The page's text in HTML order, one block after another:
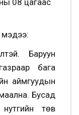
мэдээ:
Баруун
бага
аймгуудын
Бусад
төв